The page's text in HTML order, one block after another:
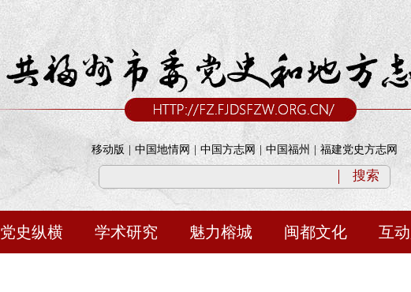
移动版 中国地情网 中国方志网 中国福州 福建党史方志网
搜索
党史纵横 学术研究 魅力榕城 闽都文化 互